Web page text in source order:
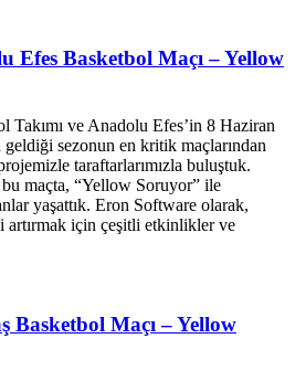
Efes Basketbol Maçı – Yellow
Takımı ve Anadolu Efes’in 8 Haziran
geldiği sezonun en kritik maçlarından
taraftarlarımızla buluştuk.
maçta, “Yellow Soruyor” ile
yaşattık. Eron Software olarak,
artırmak için çeşitli etkinlikler ve
Basketbol Maçı – Yellow